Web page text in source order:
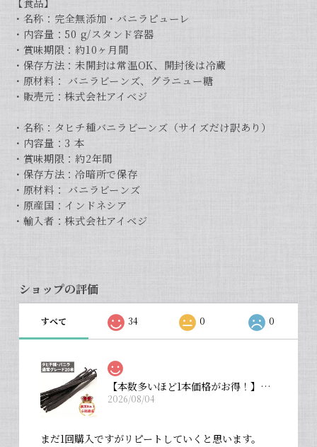
【食品】
・名称：完全無添加・バニラピューレ
・内容量：50 g/スタンド容器
・賞味期限：約10ヶ月間
・保存方法：未開封は常温OK、開封後は冷蔵
・原材料： バニラビーンズ、グラニュー糖
・販売元：株式会社アイベジ
・名称：タヒチ種バニラビーンズ（サイズだけ訳あり）
・内容量：3 本
・賞味期限：約2年間
・保存方法：冷暗所で保存
・原材料： バニラビーンズ
・原産国：インドネシア
・輸入者：株式会社アイベジ
ショップの評価
すべて 34 0 0
【本数多いほど1本価格がお得！】【タヒチ種・通常グレード 13cm・バニラビーンズ・20本】
2026/08/04
まだ1回購入ですがリピートしていくと思います。